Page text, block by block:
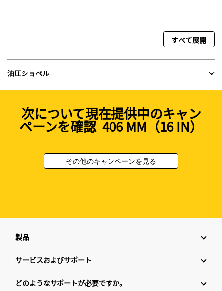
すべて展開
油圧ショベル
次について現在提供中のキャン
ペーンを確認 406 MM（16 IN）
その他のキャンペーンを見る
製品
サービスおよびサポート
どのようなサポートが必要ですか。